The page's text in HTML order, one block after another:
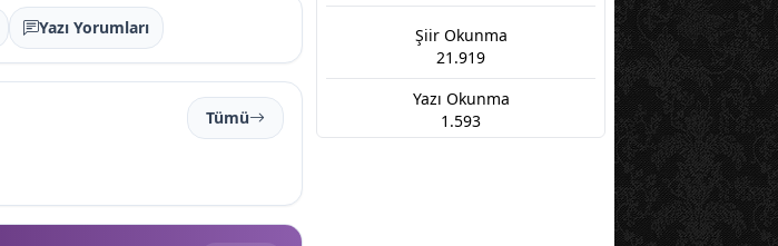
Yazı Yorumları
Tümü
Şiir Okunma
21.919
Yazı Okunma
1.593